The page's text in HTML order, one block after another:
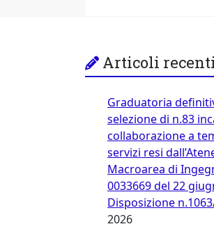
Tor
Vergata
Articoli
Graduatoria
selezione di n.83
collaborazione a
servizi resi
Macroarea di
0033669 del 22
Disposizione
2026